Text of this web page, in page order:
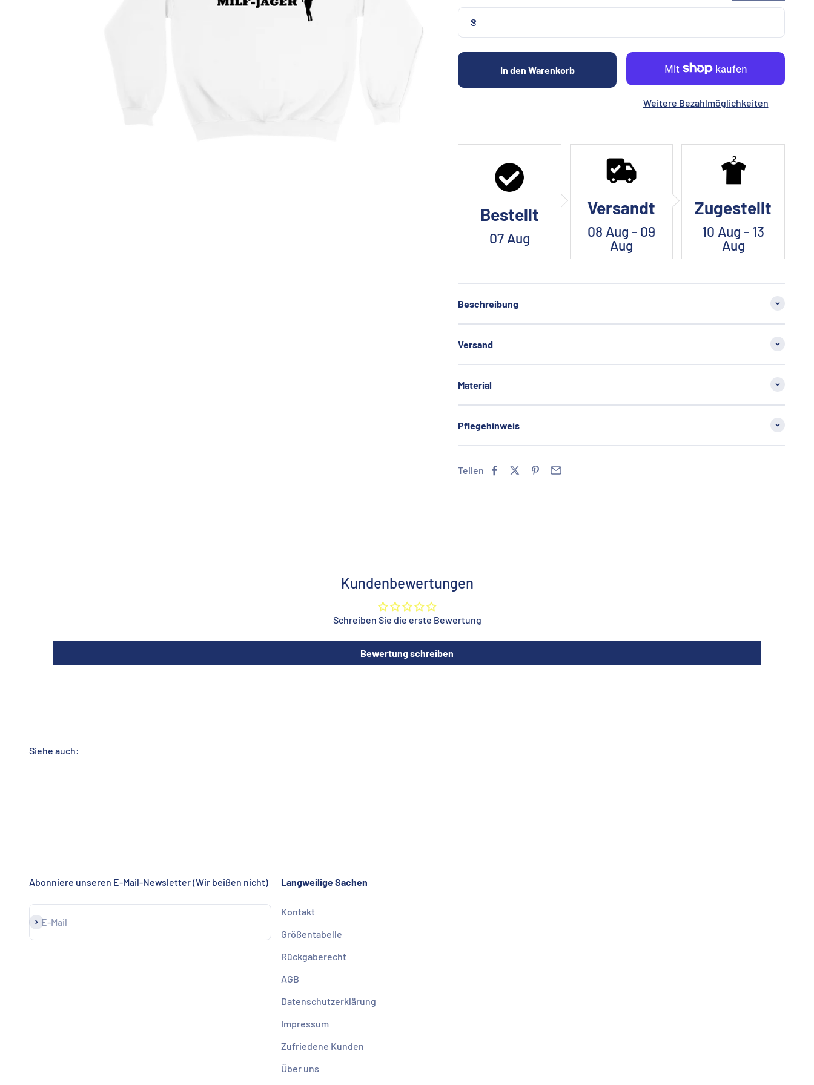
S
In den Warenkorb
Weitere Bezahlmöglichkeiten
Bestellt
07 Aug
Versandt
08 Aug - 09
Aug
Zugestellt
10 Aug - 13
Aug
Beschreibung
Versand
Material
Pflegehinweis
Teilen
Kundenbewertungen
Schreiben Sie die erste Bewertung
Bewertung schreiben
Abonniere unseren E-Mail-Newsletter (Wir beißen nicht)
E-Mail
Abonnieren
Langweilige Sachen
Kontakt
Größentabelle
Rückgaberecht
AGB
Datenschutzerklärung
Impressum
Zufriedene Kunden
Über uns